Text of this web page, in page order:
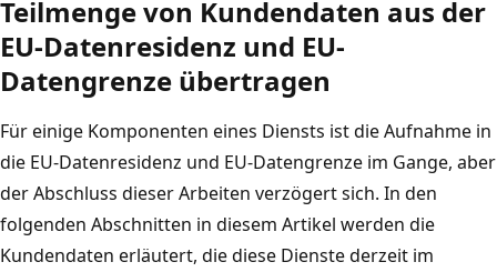
Teilmenge von Kundendaten aus der
EU-Datenresidenz und EU-
Datengrenze übertragen
Für einige Komponenten eines Diensts ist die Aufnahme in
die EU-Datenresidenz und EU-Datengrenze im Gange, aber
der Abschluss dieser Arbeiten verzögert sich. In den
folgenden Abschnitten in diesem Artikel werden die
Kundendaten erläutert, die diese Dienste derzeit im